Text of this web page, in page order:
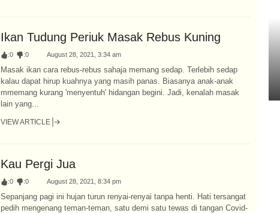
Ikan Tudung Periuk Masak Rebus Kuning
:0 :0 August 28, 2021, 3:34 am
Masak ikan cara rebus-rebus sahaja memang sedap. Terlebih sedap
kalau dapat hirup kuahnya yang masih panas. Biasanya anak-anak
mmemang kurang 'menyentuh' hidangan begini. Jadi, kenalah masak
lain yang...
VIEW ARTICLE
Kau Pergi Jua
:0 :0 August 28, 2021, 8:34 pm
Sepanjang pagi ini hujan turun renyai-renyai tanpa henti. Hati tersangat
pedih mengenang teman-teman, satu demi satu tewas di tangan Covid-